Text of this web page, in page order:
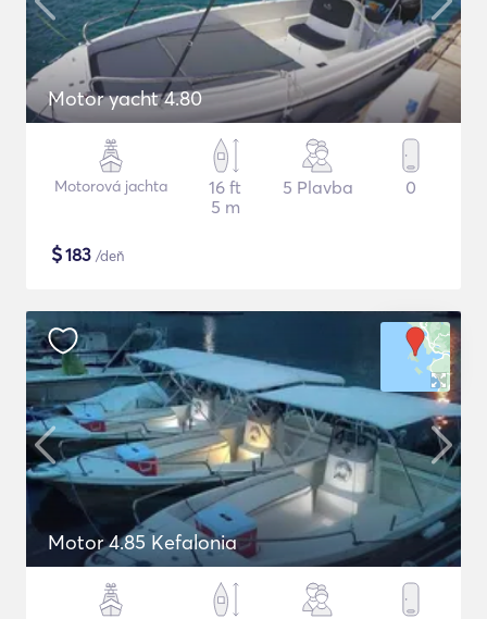
Motor yacht 4.80
Motorová jachta
16 ft
5 m
5 Plavba 0
$183 /deň
Motor 4.85 Kefalonia